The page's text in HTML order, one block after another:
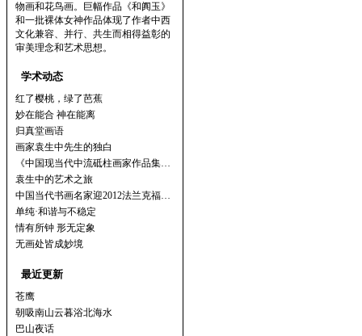
物画和花鸟画。巨幅作品《和阗玉》
和一批裸体女神作品体现了作者中西
文化兼容、并行、共生而相得益彰的
审美理念和艺术思想。
学术动态
红了樱桃，绿了芭蕉
妙在能合 神在能离
归真堂画语
画家袁生中先生的独白
《中国现当代中流砥柱画家作品集…
袁生中的艺术之旅
中国当代书画名家迎2012法兰克福…
单纯·和谐与不稳定
情有所钟 形无定象
无画处皆成妙境
最近更新
苍鹰
朝吸南山云暮浴北海水
巴山夜话